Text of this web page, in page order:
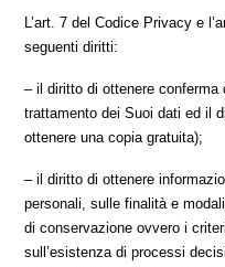
L’art. 7 del Codice Privacy e
seguenti diritti:
– il diritto di ottenere
trattamento dei Suoi dati ed il
ottenere una copia gratuita);
– il diritto di ottenere
personali, sulle finalità e
di conservazione ovvero i
sull’esistenza di processi